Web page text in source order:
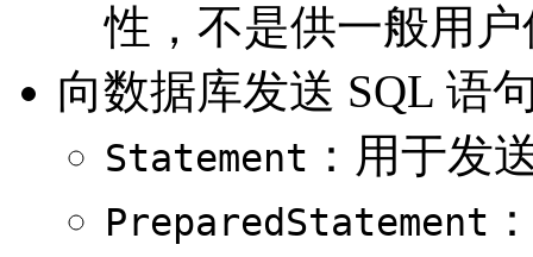
性，不是供一般用
向数据库发送 SQL 语
Statement ：用于发
PreparedStatement